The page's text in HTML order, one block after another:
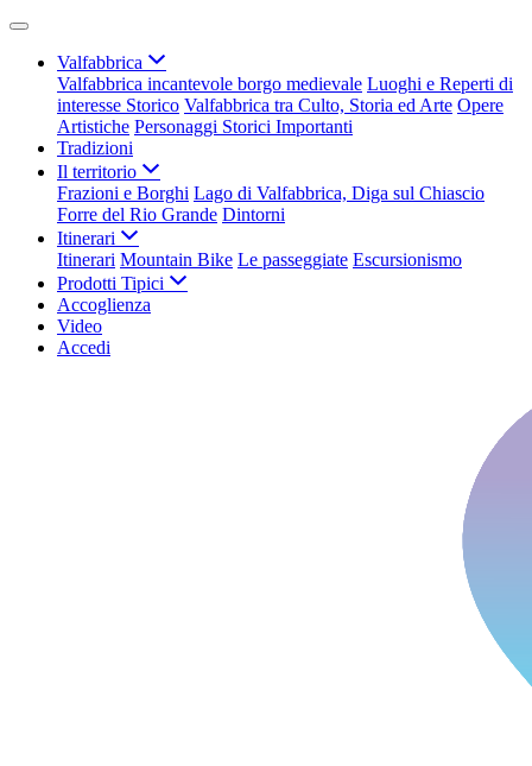
Valfabbrica
Valfabbrica incantevole borgo medievale Luoghi e Reperti di
interesse Storico Valfabbrica tra Culto, Storia ed Arte Opere
Artistiche Personaggi Storici Importanti
Tradizioni
Il territorio
Frazioni e Borghi Lago di Valfabbrica, Diga sul Chiascio
Forre del Rio Grande Dintorni
Itinerari
Itinerari Mountain Bike Le passeggiate Escursionismo
Prodotti Tipici
Accoglienza
Video
Accedi